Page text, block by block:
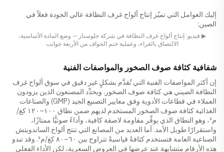
إليك العوامل التي تميّز إنتاج ألواح غرف النظافة عالي الجودة فعلاً في
الصين:
▶ فيديو: إنتاج ألواح غرف النظافة في شركة جلوستار — وضع المادة الأساسية،
الالتصاق بالغراء، وعملية ختم الحواف من الأربعة جوانب
شفافية كثافة صوف الصخور والمواصفات الفنية
إن أكثر المواصفات الفنية التي تُقدَّم بشكلٍ غير دقيق في سوق ألواح غرف
النظافة الصيني هي كثافة صوف الصخور. ويحدِّد المصنعون الذين يزودون
العملاء في قطاعات الأدوية وفق معايير التصنيع الجيد (GMP) والصناعات
الغذائية كثافة صوف الصخور المستخدم لديهم ضمن نطاق ١٠٠–١٢٠ كغ/
م³، وهو النطاق الذي يوفِّر مقاومة لاصقة كافية، وأداءً صوتيًّا ممتازًا،
واستقرارًا طويل الأمد. أما العديد من المصانع التي تنتج ألواح الساندويتش
الصناعية العامة فتستخدم كثافةً قياسيةً تتراوح بين ٦٠–٨٠ كغ/م³. وقد تبدو
هذه الأرقام متشابهة عند عرضها في العروض السعرية، لكن الأداء الفعلي